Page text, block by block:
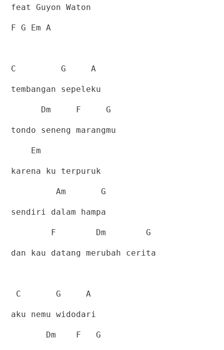
feat Guyon Waton
F G Em A
C G A
tembangan sepeleku
Dm F G
tondo seneng marangmu
Em
karena ku terpuruk
Am G
sendiri dalam hampa
F Dm G
dan kau datang merubah cerita
C G A
aku nemu widodari
Dm F G